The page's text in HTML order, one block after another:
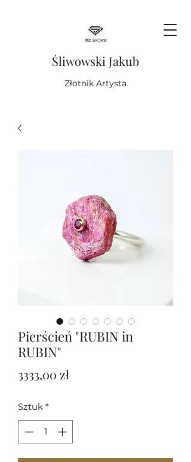
Śliwowski Jakub
Złotnik Artysta
Pierścień "RUBIN in
RUBIN"
3333,00 złCena
Sztuk *